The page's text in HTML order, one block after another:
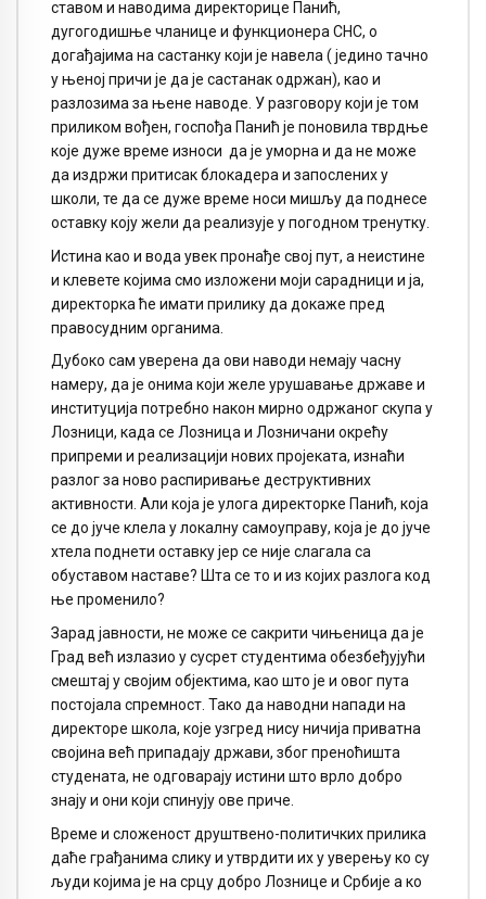
ставом и наводима директорице Панић,
дугогодишње чланице и функционера СНС, о
догађајима на састанку који је навела ( једино тачно
у њеној причи је да је састанак одржан), као и
разлозима за њене наводе. У разговору који је том
приликом вођен, госпођа Панић је поновила тврдње
које дуже време износи да је уморна и да не може
да издржи притисак блокадера и запослених у
школи, те да се дуже време носи мишљу да поднесе
оставку коју жели да реализује у погодном тренутку.
Истина као и вода увек пронађе свој пут, а неистине
и клевете којима смо изложени моји сарадници и ја,
директорка ће имати прилику да докаже пред
правосудним органима.
Дубоко сам уверена да ови наводи немају часну
намеру, да је онима који желе урушавање државе и
институција потребно након мирно одржаног скупа у
Лозници, када се Лозница и Лозничани окрећу
припреми и реализацији нових пројеката, изнаћи
разлог за ново распиривање деструктивних
активности. Али која је улога директорке Панић, која
се до јуче клела у локалну самоуправу, која је до јуче
хтела поднети оставку јер се није слагала са
обуставом наставе? Шта се то и из којих разлога код
ње променило?
Зарад јавности, не може се сакрити чињеница да је
Град већ излазио у сусрет студентима обезбеђујући
смештај у својим објектима, као што је и овог пута
постојала спремност. Тако да наводни напади на
директоре школа, које узгред нису ничија приватна
својина већ припадају држави, због преноћишта
студената, не одговарају истини што врло добро
знају и они који спинују ове приче.
Време и сложеност друштвено-политичких прилика
даће грађанима слику и утврдити их у уверењу ко су
људи којима је на срцу добро Лознице и Србије а ко